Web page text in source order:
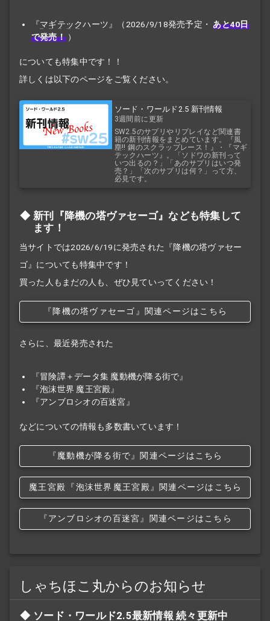
『マギテックハーツ』（2026/9/18発売予定・ あと40日
で発売！ ）
についても特集中です！！
詳しくは以下のページをご覧ください。
ソード・ワールド2.5 新刊情報
3週間前に更新
SW2.5のサプリやリプレイなど関連書
籍の新刊情報をまとめています。『風
塵!! 鋼のスクラップレース！』・『マギ
テックハーツ』。「ソドワの新刊って
いつ出るの？」「あのサプリはいつ発
売？」「次のサプリは何？」って方、
必見です。
新刊『降機の塔ヴァセーゴ』なども特集して
ます！
当サイトでは2026/6/19に発売された『降機の塔ヴァセー
ゴ』についても特集中です！
買った人もまだの人も、ぜひ見ていってください！
『降機の塔ヴァセーゴ』関連ページはこちら
さらに、最近発売された
『冒険譚＋データ集 魔動機が降る街で』
『泡沫世界 魔王宮殿』
『アンブロシオの百迷宮』
などについての情報も多数書いています！
『魔動機が降る街で』関連ページはこちら
魔王宮殿 『泡沫世界 魔王宮殿』関連ページはこちら
『アンブロシオの百迷宮』関連ページはこちら
しゃちほこ丸からのお知らせ
ソード・ワールド2.5最新情報 続々更新中